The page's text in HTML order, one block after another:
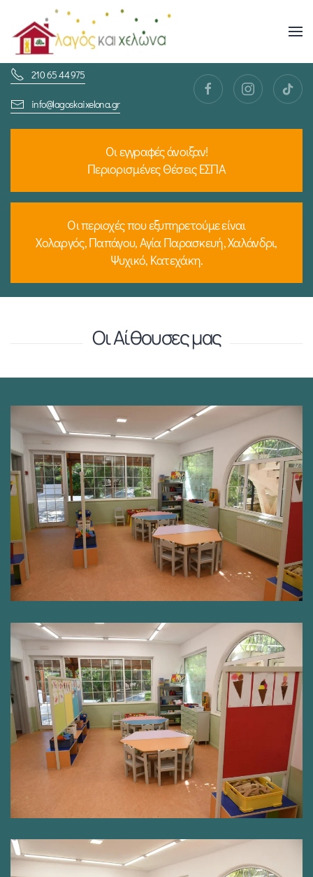
Skip
to
main
content
210 65 44 975
info@lagoskaixelona.gr
Οι εγγραφές άνοιξαν!
Περιορισμένες Θέσεις ΕΣΠΑ
Οι περιοχές που εξυπηρετούμε είναι
Χολαργός, Παπάγου, Αγία Παρασκευή, Χαλάνδρι,
Ψυχικό, Κατεχάκη.
Οι Αίθουσες μας